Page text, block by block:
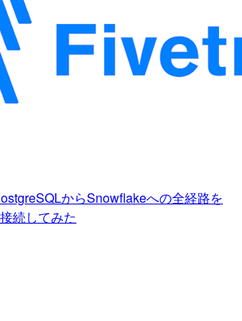
からSnowflakeへの全経路を
続してみた